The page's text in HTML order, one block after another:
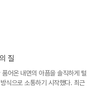
질
어온 내면의 아픔을 솔직하게 털
식으로 소통하기 시작했다. 최근